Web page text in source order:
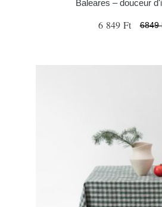
Baleares – douceur
6 849 Ft 6849